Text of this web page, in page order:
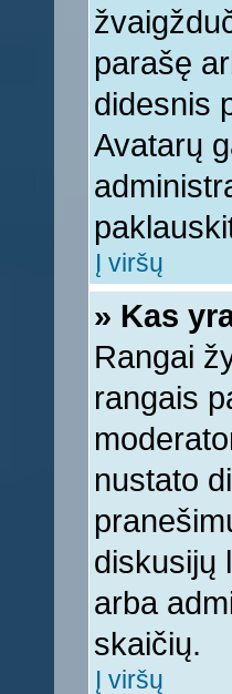
parašę
didesnis
Avatarų
Į viršų
» Kas
Rangai
rangais
nustato
diskusijų
arba
skaičių.
Į viršų